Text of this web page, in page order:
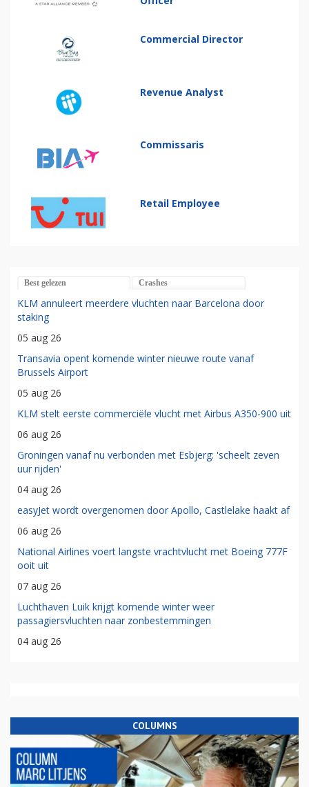
Commercial Director
Revenue Analyst
Commissaris
Retail Employee
Best gelezen Crashes
KLM annuleert meerdere vluchten naar Barcelona door
staking
05 aug 26
Transavia opent komende winter nieuwe route vanaf
Brussels Airport
05 aug 26
KLM stelt eerste commerciële vlucht met Airbus A350-900 uit
06 aug 26
Groningen vanaf nu verbonden met Esbjerg: 'scheelt zeven
uur rijden'
04 aug 26
easyJet wordt overgenomen door Apollo, Castlelake haakt af
06 aug 26
National Airlines voert langste vrachtvlucht met Boeing 777F
ooit uit
07 aug 26
Luchthaven Luik krijgt komende winter weer
passagiersvluchten naar zonbestemmingen
04 aug 26
COLUMNS